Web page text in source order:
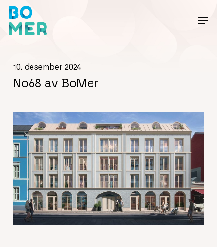
Skip
main
No68 av BoMer
10. desember 2024